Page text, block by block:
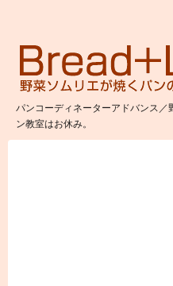
パンコーディネーターアドバンス
ン教室はお休み。